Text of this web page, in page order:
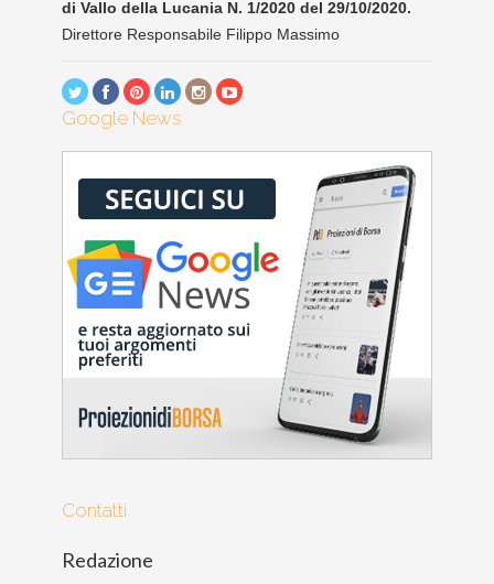
di Vallo della Lucania N. 1/2020 del 29/10/2020.
Direttore Responsabile Filippo Massimo
Google News
Contatti
Redazione